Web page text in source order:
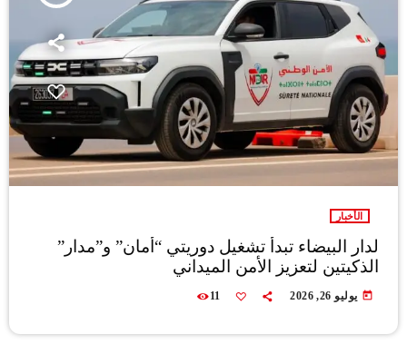
الأخبار
لدار البيضاء تبدأ تشغيل دوريتي “أمان” و”مدار”
الذكيتين لتعزيز الأمن الميداني
today يوليو 26, 2026 11